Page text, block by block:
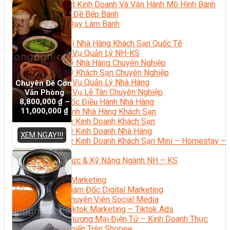
Bí Quyết Kinh Doanh Và Vận Hành Mô Hình Bánh
Chuyên Đề Bếp Bánh
Video Dạy Làm Bánh
Quản Trị NHKS
Quản Trị Nhà Hàng Khách Sạn Quốc Tế
Nghiệp Vụ Quản Lý NH-KS
Quản Lý Nhà Hàng Chuyên Nghiệp
Quản Lý Khách Sạn Chuyên Nghiệp
Nghiệp Vụ Quản Lý Nhà Hàng
Nghiệp Vụ Lễ Tân Chuyên Nghiệp
Giám Đốc Điều Hành Nhà Hàng
Tiếng Anh Nhà Hàng Khách Sạn
Khởi Sự Kinh Doanh Khách Sạn
Khởi Sự Kinh Doanh Nhà Hàng
Khởi Sự Kinh Doanh Khách Sạn Mini – Homestay –
AirBnB
Kiến Thức & Kỹ Năng Ngành NH – KS
Marketing
Digital Marketing
Giám Đốc Digital Marketing
Chuyên Viên Social Media
Tiktok Marketing – Tiktok Ads
Thương Mại Điện Tử – Kinh Doanh Thực
Chuyên Đề Cơm
Văn Phòng
8,800,000 ₫–
11,000,000 ₫
XEM NGAY!!!